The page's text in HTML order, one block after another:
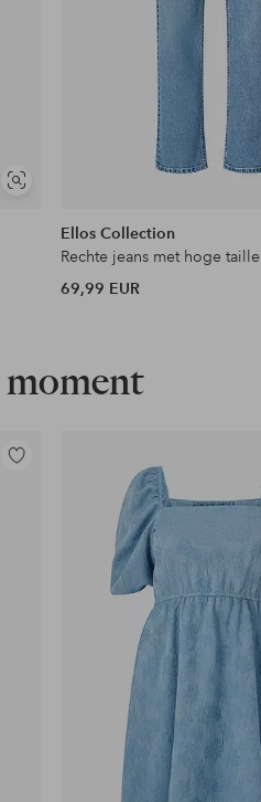
Soortgelijke
Ellos Collection
Rechte jeans met hoge taille
69,99 EUR
Toevoegen